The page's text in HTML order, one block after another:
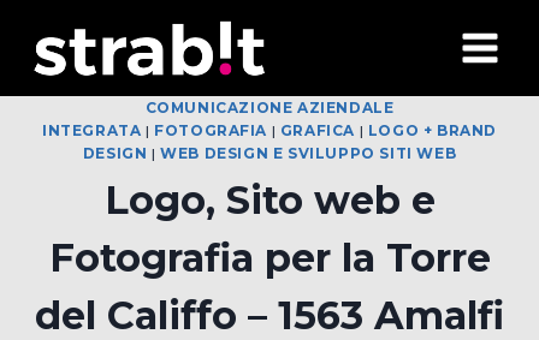
contenuto
COMUNICAZIONE AZIENDALE
INTEGRATA | FOTOGRAFIA | GRAFICA | LOGO + BRAND
DESIGN |WEB DESIGN E SVILUPPO SITI WEB
Logo, Sito web e
Fotografia per la Torre
del Califfo – 1563 Amalfi